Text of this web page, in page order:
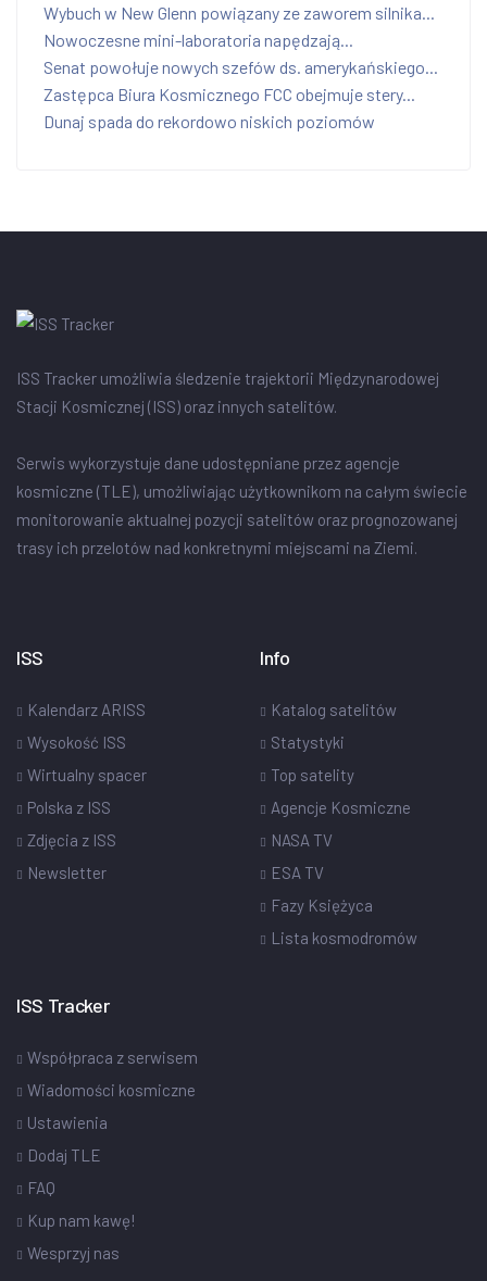
Wybuch w New Glenn powiązany ze zaworem silnika...
Nowoczesne mini-laboratoria napędzają...
Senat powołuje nowych szefów ds. amerykańskiego...
Zastępca Biura Kosmicznego FCC obejmuje stery...
Dunaj spada do rekordowo niskich poziomów
ISS Tracker umożliwia śledzenie trajektorii Międzynarodowej
Stacji Kosmicznej (ISS) oraz innych satelitów.
Serwis wykorzystuje dane udostępniane przez agencje
kosmiczne (TLE), umożliwiając użytkownikom na całym świecie
monitorowanie aktualnej pozycji satelitów oraz prognozowanej
trasy ich przelotów nad konkretnymi miejscami na Ziemi.
ISS
Kalendarz ARISS
Wysokość ISS
Wirtualny spacer
Polska z ISS
Zdjęcia z ISS
Newsletter
Info
Katalog satelitów
Statystyki
Top satelity
Agencje Kosmiczne
NASA TV
ESA TV
Fazy Księżyca
Lista kosmodromów
ISS Tracker
Współpraca z serwisem
Wiadomości kosmiczne
Ustawienia
Dodaj TLE
FAQ
Kup nam kawę!
Wesprzyj nas